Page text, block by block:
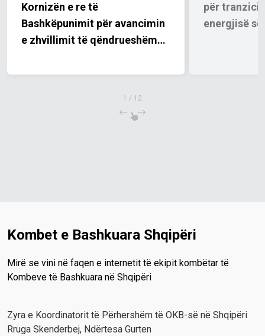
Kornizën e re të
Bashkëpunimit për avancimin
e zhvillimit të qëndrueshëm
për periudhën 2027–2031
për
energjisë
1 / 12
Kombet e Bashkuara Shqipëri
Mirë se vini në faqen e internetit të ekipit kombëtar të
Kombeve të Bashkuara në Shqipëri
Zyra e Koordinatorit të Përhershëm të OKB-së në Shqipëri
Rruga Skenderbej, Ndërtesa Gurten